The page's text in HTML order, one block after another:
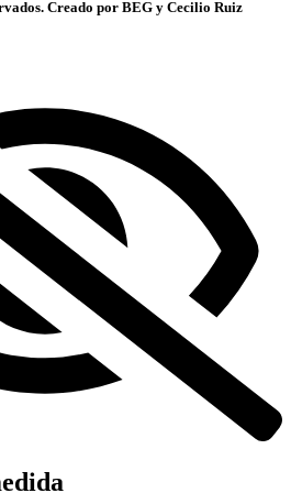
Creado por BEG y Cecilio Ruiz